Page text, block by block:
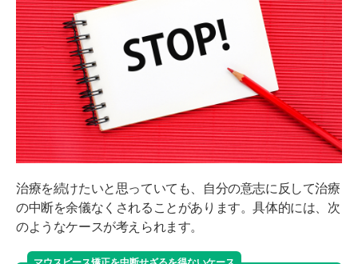
治療を続けたいと思っていても、自分の意志に反して治療
の中断を余儀なくされることがあります。具体的には、次
のようなケースが考えられます。